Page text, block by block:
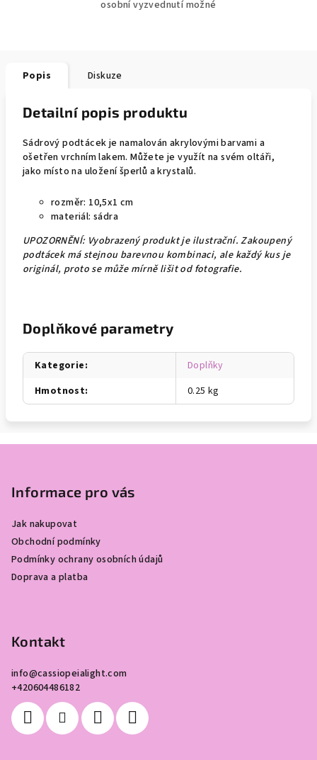
osobní vyzvednutí možné
Popis Diskuze
Detailní popis produktu
Sádrovýpodtácek je namalován akrylovými barvami a
ošetřen vrchním lakem. Můžete je využít na svém oltáři,
jako místo na uložení šperlů a krystalů.
rozměr: 10,5x1 cm
materiál: sádra
UPOZORNĚNÍ: Vyobrazený produkt je ilustrační. Zakoupený
podtácek má stejnou barevnou kombinaci, ale každý kus je
originál, proto se může mírně lišit od fotografie.
Doplňkové parametry
Kategorie:
Doplňky
Hmotnost: 0.25 kg
Informace pro vás
Jak nakupovat
Obchodní podmínky
Podmínky ochrany osobních údajů
Doprava a platba
Kontakt
info@cassiopeialight.com
+420604486182